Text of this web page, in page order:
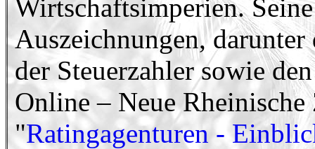
Wirtschaftsimperien.
Auszeichnungen, darunter
der Steuerzahler sowie
Online – Neue
"Ratingagenturen -